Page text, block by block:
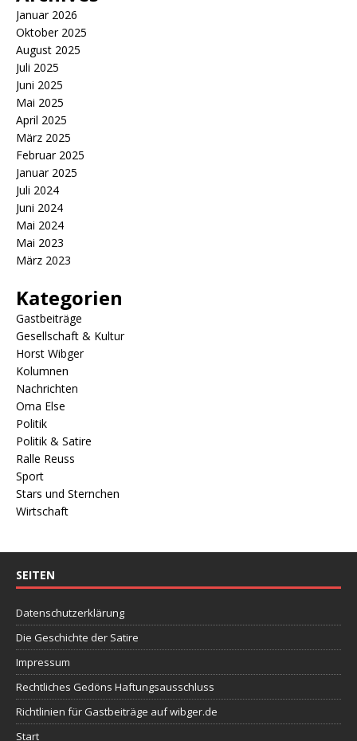
Januar 2026
Oktober 2025
August 2025
Juli 2025
Juni 2025
Mai 2025
April 2025
März 2025
Februar 2025
Januar 2025
Juli 2024
Juni 2024
Mai 2024
Mai 2023
März 2023
Kategorien
Gastbeiträge
Gesellschaft & Kultur
Horst Wibger
Kolumnen
Nachrichten
Oma Else
Politik
Politik & Satire
Ralle Reuss
Sport
Stars und Sternchen
Wirtschaft
SEITEN
Datenschutzerklärung
Die Geschichte der Satire
Impressum
Rechtliches Gedöns Haftungsausschluss
Richtlinien für Gastbeiträge auf wibger.de
Start